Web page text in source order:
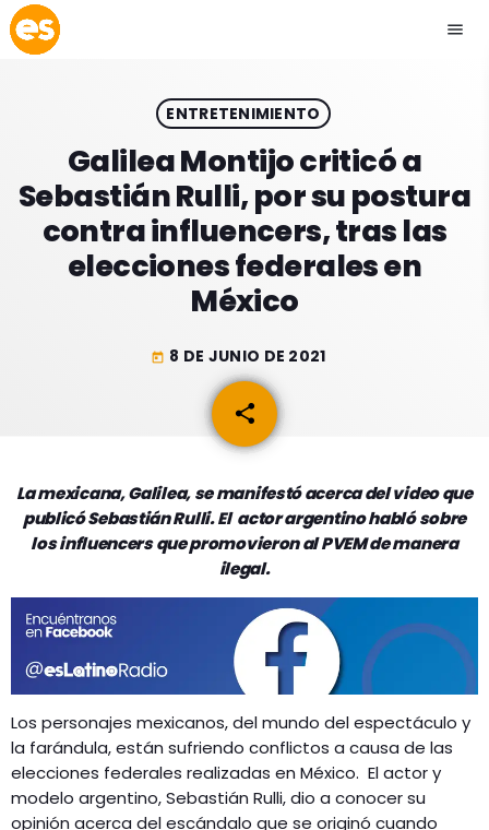
menu
EMISIÓN LA PAZ
play_arrow EMISIÓN COCHABAMBA
GEEKERS
MÚSICA
INICIO
RADIO SPLENDID
CONTACTO
ENTRETENIMIENTO
Galilea Montijo criticó a
Sebastián Rulli, por su postura
contra influencers, tras las
elecciones federales en
México
today 8 DE JUNIO DE 2021
share
email
La mexicana, Galilea, se manifestó acerca del video que
publicó Sebastián Rulli. El actor argentino habló sobre
los influencers que promovieron al PVEM de manera
ilegal.
Los personajes mexicanos, del mundo del espectáculo y
la farándula, están sufriendo conflictos a causa de las
elecciones federales realizadas en México. El actor y
modelo argentino, Sebastián Rulli, dio a conocer su
opinión acerca del escándalo que se originó cuando